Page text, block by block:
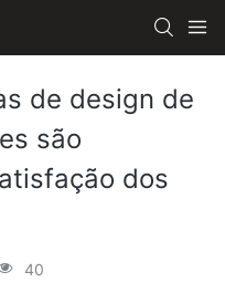
de design de
são
dos
40